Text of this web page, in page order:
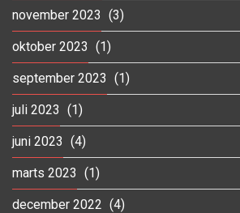
november 2023 (3)
oktober 2023 (1)
september 2023 (1)
juli 2023 (1)
juni 2023 (4)
marts 2023 (1)
december 2022 (4)